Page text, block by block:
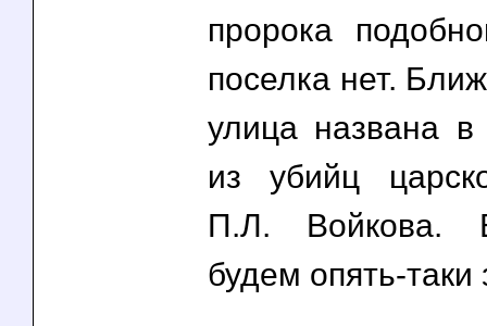
пророка
поселка нет.
улица названа в
из убийц
П.Л. Войкова.
будем опять-таки